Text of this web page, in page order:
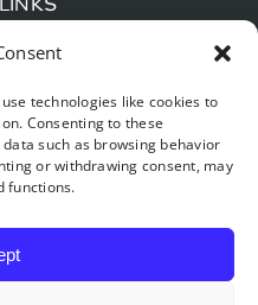
technologies like cookies to
Consenting to these
such as browsing behavior
or withdrawing consent, may
functions.
The gourmet
reserve, the “little
Hastière